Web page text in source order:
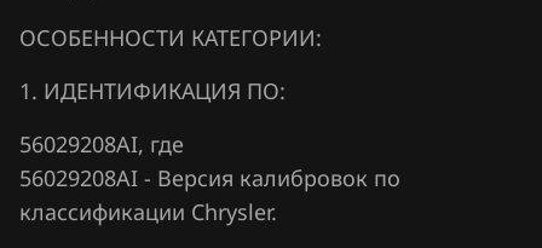
GAC
Geely
ОСОБЕННОСТИ КАТЕГОРИИ:
1. ИДЕНТИФИКАЦИЯ ПО:
56029208AI, где
56029208AI - Версия калибровок по
классификации Chrysler.